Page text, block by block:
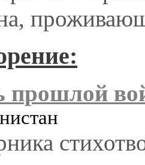
прошлой